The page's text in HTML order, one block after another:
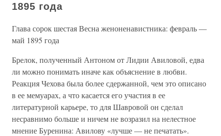
1895 года
Глава сорок шестая Весна женоненавистника: февраль —
май 1895 года
Брелок, полученный Антоном от Лидии Авиловой, едва
ли можно понимать иначе как объяснение в любви.
Реакция Чехова была более сдержанной, чем это описано
в ее мемуарах, а что касается его участия в ее
литературной карьере, то для Шавровой он сделал
несравнимо больше и ничем не возразил на нелестное
мнение Буренина: Авилову «лучше — не печатать».